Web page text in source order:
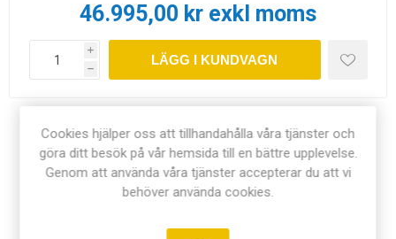
46.995,00 kr exkl moms
i
h
LÄGG I KUNDVAGN
Dela:
ÖVERSIKT
Cookies hjälper oss att tillhandahålla våra tjänster och
göra ditt besök på vår hemsida till en bättre upplevelse.
Genom att använda våra tjänster accepterar du att vi
behöver använda cookies.